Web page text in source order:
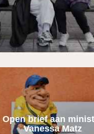
Open brief aan
Vanessa Matz